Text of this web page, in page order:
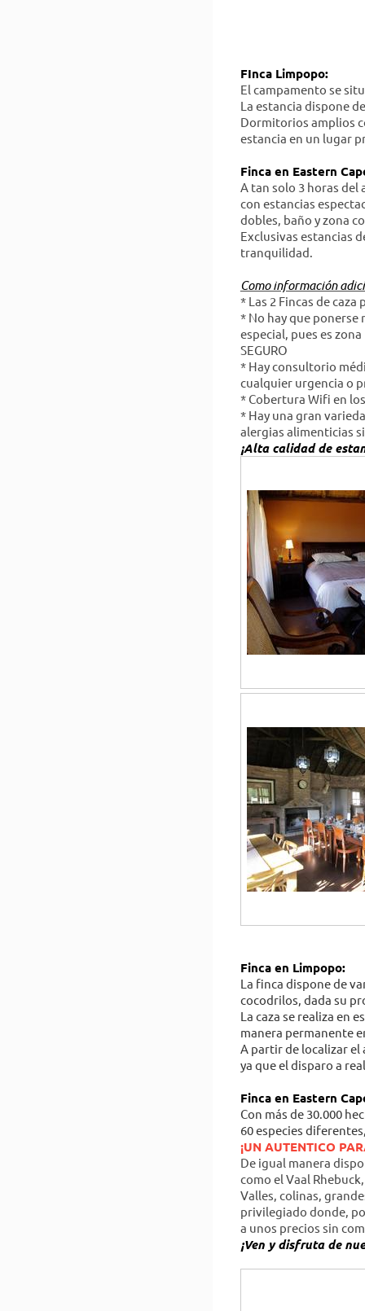
FInca Limpopo:
El campamento se
La estancia dispone
Dormitorios amplios
estancia en un lugar
Finca en Eastern
A tan solo 3 horas del
con estancias
dobles, baño y zona
Exclusivas estancias
tranquilidad.
Como información
* Las 2 Fincas de
* No hay que ponerse
especial, pues es
SEGURO
* Hay consultorio
cualquier urgencia o
* Cobertura Wifi en
* Hay una gran
alergias alimenticias
¡Alta calidad de
Finca en Limpopo:
La finca dispone de
cocodrilos, dada su
La caza se realiza en
manera permanente
A partir de localizar el
ya que el disparo a
Finca en Eastern
Con más de 30.000
60 especies
¡UN AUTENTICO
De igual manera
como el Vaal
Valles, colinas,
privilegiado donde,
a unos precios sin
¡Ven y disfruta de